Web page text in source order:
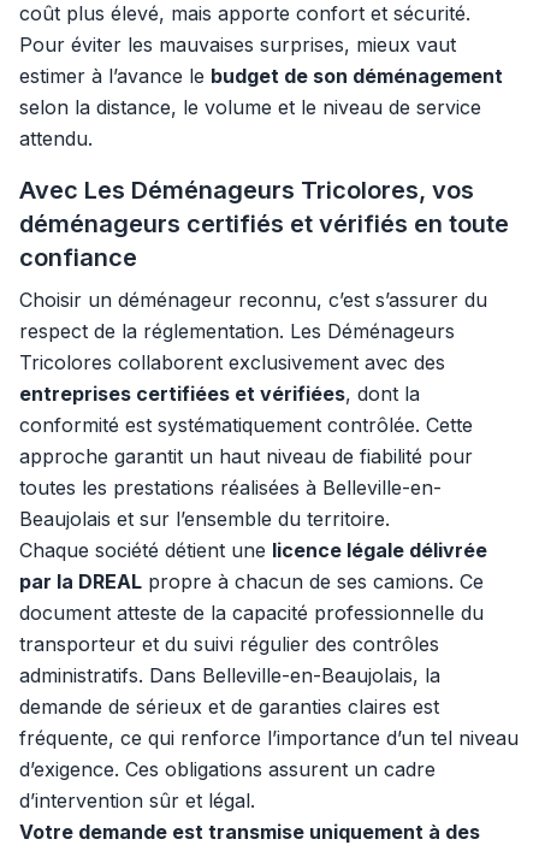
coût plus élevé, mais apporte confort et sécurité.
Pour éviter les mauvaises surprises, mieux vaut
estimer à l’avance le budget de son déménagement
selon la distance, le volume et le niveau de service
attendu.
Avec Les Déménageurs Tricolores, vos
déménageurs certifiés et vérifiés en toute
confiance
Choisir un déménageur reconnu, c’est s’assurer du
respect de la réglementation. Les Déménageurs
Tricolores collaborent exclusivement avec des
entreprises certifiées et vérifiées, dont la
conformité est systématiquement contrôlée. Cette
approche garantit un haut niveau de fiabilité pour
toutes les prestations réalisées à Belleville-en-
Beaujolais et sur l’ensemble du territoire.
Chaque société détient une licence légale délivrée
par la DREAL propre à chacun de ses camions. Ce
document atteste de la capacité professionnelle du
transporteur et du suivi régulier des contrôles
administratifs. Dans Belleville-en-Beaujolais, la
demande de sérieux et de garanties claires est
fréquente, ce qui renforce l’importance d’un tel niveau
d’exigence. Ces obligations assurent un cadre
d’intervention sûr et légal.
Votre demande est transmise uniquement à des